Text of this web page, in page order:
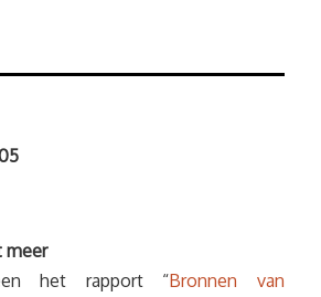
meer
het rapport “Bronnen van